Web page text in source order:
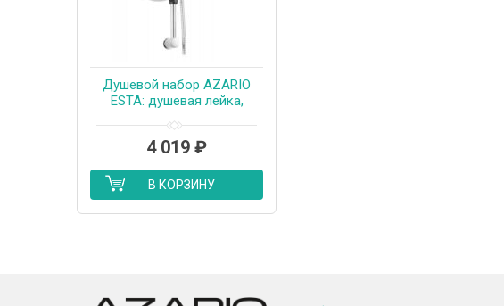
Душевой набор AZARIO
ESTA: душевая лейка,
(AZ-15752010)
4 019₽
В КОРЗИНУ